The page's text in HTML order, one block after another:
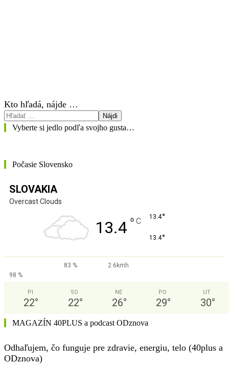
Kto hľadá, nájde …
Nájdi
Vyberte si jedlo podľa svojho gusta…
Počasie Slovensko
SLOVAKIA
Overcast Clouds
13.4 ° C 13.4°
13.4°
83 %
2.6kmh
98 %
PI
22°
SO
22°
NE
26°
PO
29°
UT
30°
MAGAZÍN 40PLUS a podcast ODznova
Odhaľujem, čo funguje pre zdravie, energiu, telo (40plus a
ODznova)